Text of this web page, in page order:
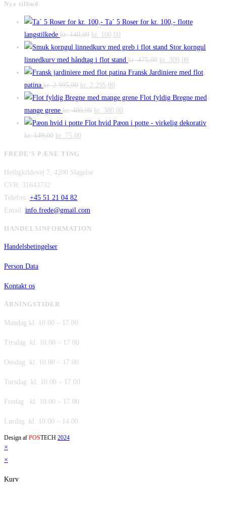
Nye tilbud
Ta´ 5 Roser for kr. 100,- flotte
langstilkede kr.140,00 Den
oprindelige
pris
var:
kr. 140,00.
kr. 100,00
aktuelle
pris
er:
Stor korngul
linnedkurv med håndtag i flot stand kr.475,00 Den
oprindelige
var:
kr. 300,00
aktuelle
er:
Fransk Jardiniere med flot
patina kr.2.995,00 Den
oprindelige
pris
var:
kr. 2.995,00.
kr. 2.295,00
aktuelle
pris
er:
Flot fyldig Bregne med
mange grene kr.480,00 Den
oprindelige
kr. 380,00
aktuelle
Flot hvid Pæon i potte - virkelig dekorativ
kr.149,00 Den
var:
kr. 75,00
er:
FREDE’S PÆNE TING
Helligkildevej 7, 4200 Slagelse
CVR: 31643732
Telefon: +45 51 21 04 82
Email: info.frede@gmail.com
HANDELSINFORMATION
Handelsbetingelser
Person Data
Kontakt os
ÅBNINGSTIDER
Mandag kl. 10.00 – 17.00
Tirsdag kl. 10.00 – 17.00
Onsdag kl. 10.00 – 17.00
Torsdag kl. 10.00 – 17.00
Fredag kl. 10.00 – 17.00
Lørdag kl. 10.00 – 14.00
Design af POSTECH 2024
×
×
Kurv